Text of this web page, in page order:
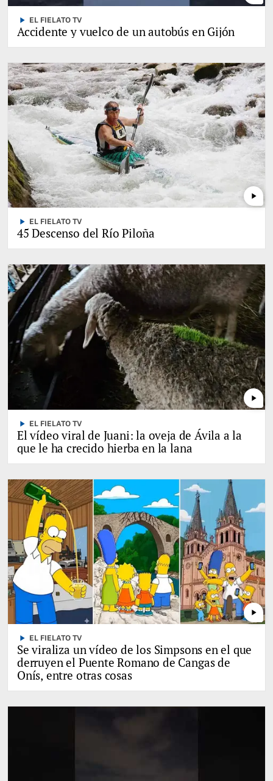
play_arrow EL FIELATO TV
Accidente y vuelco de un autobús en Gijón
play_arrow
play_arrow EL FIELATO TV
45 Descenso del Río Piloña
play_arrow
play_arrow EL FIELATO TV
El vídeo viral de Juani: la oveja de Ávila a la
que le ha crecido hierba en la lana
play_arrow
play_arrow EL FIELATO TV
Se viraliza un vídeo de los Simpsons en el que
derruyen el Puente Romano de Cangas de
Onís, entre otras cosas